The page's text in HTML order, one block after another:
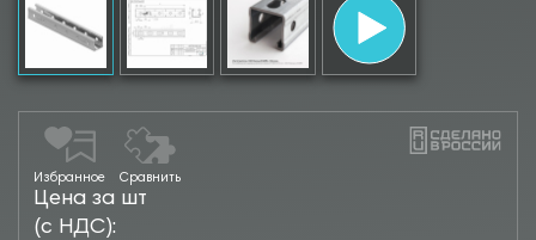
Избранное Сравнить
Цена за шт
(с НДС):